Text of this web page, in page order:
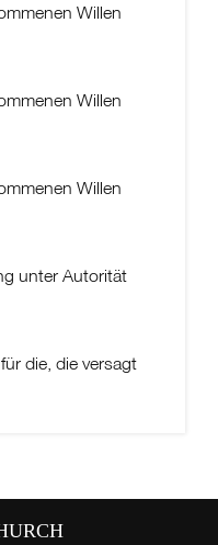
Willen
Willen
Willen
unter Autorität
die, die versagt